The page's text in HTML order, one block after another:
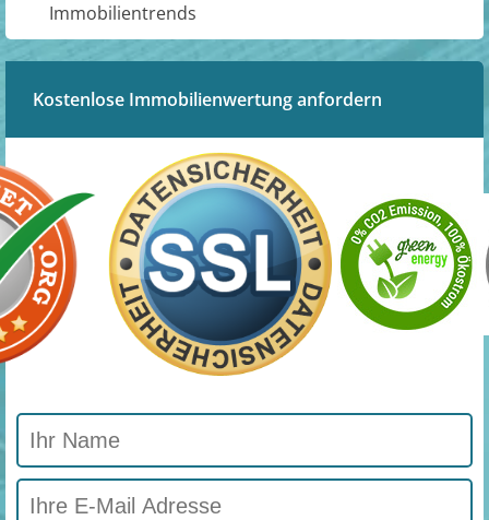
Immobilientrends
Kostenlose Immobilienwertung anfordern